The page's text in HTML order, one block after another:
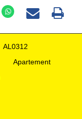
AL0312
Apartement